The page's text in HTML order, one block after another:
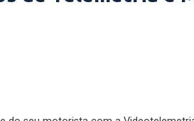
do seu motorista com a Videotelemetria.